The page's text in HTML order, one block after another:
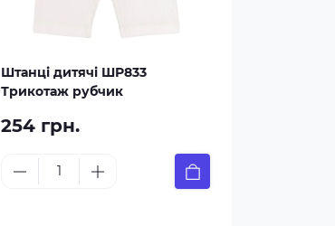
Штанці дитячі ШР833
Трикотаж рубчик
254 грн.